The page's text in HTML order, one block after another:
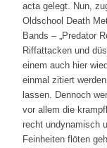
acta gelegt. Nun,
Oldschool Death
Bands – „Predator
Riffattacken und
einem auch hier
einmal zitiert
lassen. Dennoch
vor allem die
recht undynamisch
Feinheiten flöten